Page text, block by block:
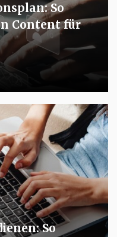
So
Content für
So